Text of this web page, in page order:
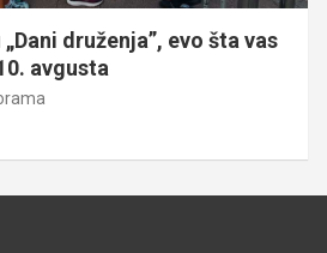
„Dani druženja”, evo šta vas
avgusta